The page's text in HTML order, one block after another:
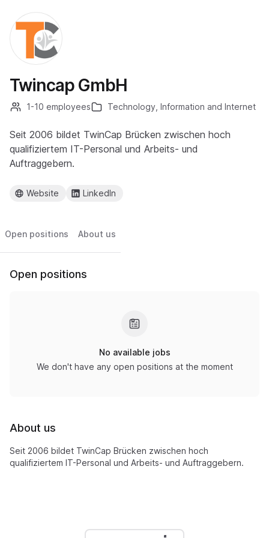
Twincap GmbH
1-10 employees Technology, Information and Internet
Seit 2006 bildet TwinCap Brücken zwischen hoch
qualifiziertem IT-Personal und Arbeits- und
Auftraggebern.
Website LinkedIn
Open positions About us
Open positions
No available jobs
We don't have any open positions at the moment
About us
Seit 2006 bildet TwinCap Brücken zwischen hoch
qualifiziertem IT-Personal und Arbeits- und Auftraggebern.